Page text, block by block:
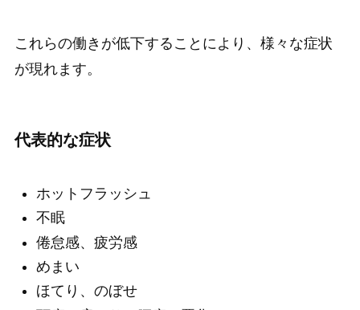
これらの働きが低下することにより、様々な症状
が現れます。
代表的な症状
ホットフラッシュ
不眠
倦怠感、疲労感
めまい
ほてり、のぼせ